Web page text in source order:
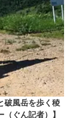
破風岳を歩く稜
ぐん記者）】